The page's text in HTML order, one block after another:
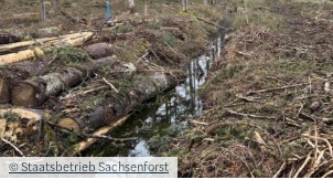
Lizenzinformationen einschließlich Urheberrecht
© Staatsbetrieb Sachsenforst